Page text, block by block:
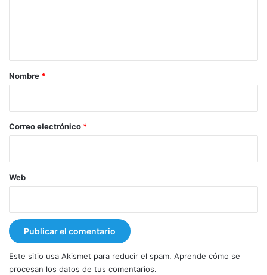
r
*
Nombre *
Correo electrónico *
Web
Este sitio usa Akismet para reducir el spam. Aprende cómo se
procesan los datos de tus comentarios.